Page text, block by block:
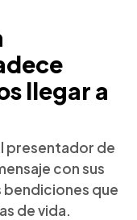
llegar a
presentador de
con sus
bendiciones que
de vida.